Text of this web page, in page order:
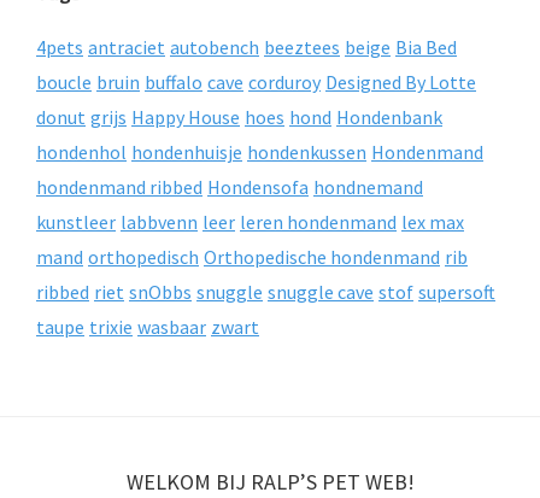
4pets antraciet autobench beeztees beige Bia Bed
boucle bruin buffalo cave corduroy Designed By Lotte
donut grijs Happy House hoes hond Hondenbank
hondenhol hondenhuisje hondenkussen Hondenmand
hondenmand ribbed Hondensofa hondnemand
kunstleer labbvenn leer leren hondenmand lex max
mand orthopedisch Orthopedische hondenmand rib
ribbed riet snObbs snuggle snuggle cave stof supersoft
taupe trixie wasbaar zwart
WELKOM BIJ RALP’S PET WEB!